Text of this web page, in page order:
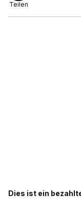
Teilen
Dies ist ein